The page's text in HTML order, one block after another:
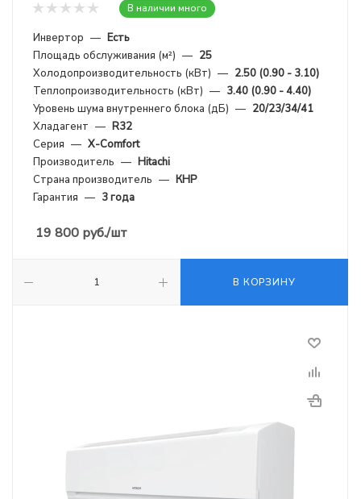
В наличии много
Инвертор — Есть
Площадь обслуживания (м²) — 25
Холодопроизводительность (кВт) — 2.50 (0.90 - 3.10)
Теплопроизводительность (кВт) — 3.40 (0.90 - 4.40)
Уровень шума внутреннего блока (дБ) — 20/23/34/41
Хладагент — R32
Серия — X-Comfort
Производитель — Hitachi
Страна производитель — КНР
Гарантия — 3 года
19 800 руб./шт
В КОРЗИНУ